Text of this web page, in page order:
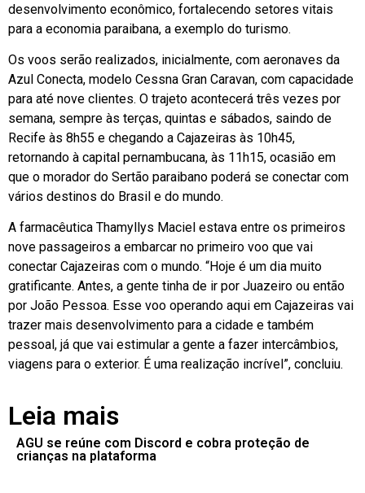
desenvolvimento econômico, fortalecendo setores vitais
para a economia paraibana, a exemplo do turismo.
Os voos serão realizados, inicialmente, com aeronaves da
Azul Conecta, modelo Cessna Gran Caravan, com capacidade
para até nove clientes. O trajeto acontecerá três vezes por
semana, sempre às terças, quintas e sábados, saindo de
Recife às 8h55 e chegando a Cajazeiras às 10h45,
retornando à capital pernambucana, às 11h15, ocasião em
que o morador do Sertão paraibano poderá se conectar com
vários destinos do Brasil e do mundo.
A farmacêutica Thamyllys Maciel estava entre os primeiros
nove passageiros a embarcar no primeiro voo que vai
conectar Cajazeiras com o mundo. “Hoje é um dia muito
gratificante. Antes, a gente tinha de ir por Juazeiro ou então
por João Pessoa. Esse voo operando aqui em Cajazeiras vai
trazer mais desenvolvimento para a cidade e também
pessoal, já que vai estimular a gente a fazer intercâmbios,
viagens para o exterior. É uma realização incrível”, concluiu.
Leia mais
AGU se reúne com Discord e cobra proteção de
crianças na plataforma